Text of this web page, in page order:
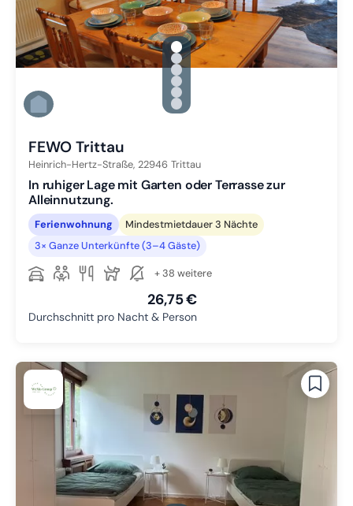
gallery.slide_selector
Zu Slide 1 wechseln
Zu Slide 2 wechseln
Zu Slide 3 wechseln
Zu Slide 4 wechseln
Zu Slide 5 wechseln
Zu Slide 6 wechseln
FEWO Trittau
Heinrich-Hertz-Straße, 22946 Trittau
In ruhiger Lage mit Garten oder Terrasse zur
Alleinnutzung.
Ferienwohnung
Mindestmietdauer 3 Nächte
3× Ganze Unterkünfte (3–4 Gäste)
+ 38 weitere
26,75 €
Durchschnitt pro Nacht & Person